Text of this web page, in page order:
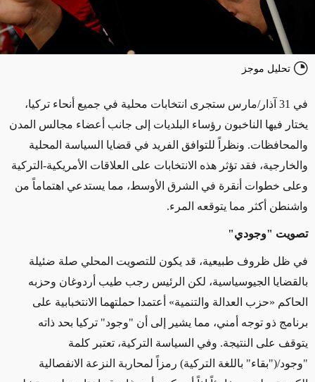
تحليل موجز
في 31 آذار/مارس ستجرى انتخابات محلية في جميع أنحاء تركيا،
يختار فيها الناخبون رؤساء البلديات إلى جانب أعضاء مجالس المدن
والمحافظات. ونظراً للتوافق الفريد في قضايا السياسة المحلية
والخارجية، فقد تؤثر هذه الانتخابات على العلاقات الأمريكية-التركية
وعلى خطوات أنقرة في الشرق الأوسط، مما يستدعي اهتماماً من
واشنطن أكثر مما يتوقعه المرء.
تصويت "وجودي"
في ظل ظروف طبيعية، قد يكون للتصويت المحلي صلة ضئيلة
بالقضايا الجيوسياسية، لكن الرئيس رجب طيب أردوغان وحزبه
الحاكم «حزب العدالة والتنمية» أعتمدا حملتهما الانتخبابية على
برنامج ذو توجه أمني، مما يشير إلى أن "وجود" تركيا بحد ذاته
يتوقف على النتيجة. وفي السياسة التركية، تعتبر كلمة
"وجود/("بقاء" باللغة التركية) رمزاً لمحاربة النزعة الانفصالية